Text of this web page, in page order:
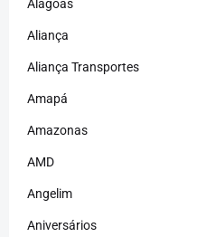
Alagoas
Aliança
Aliança Transportes
Amapá
Amazonas
AMD
Angelim
Aniversários